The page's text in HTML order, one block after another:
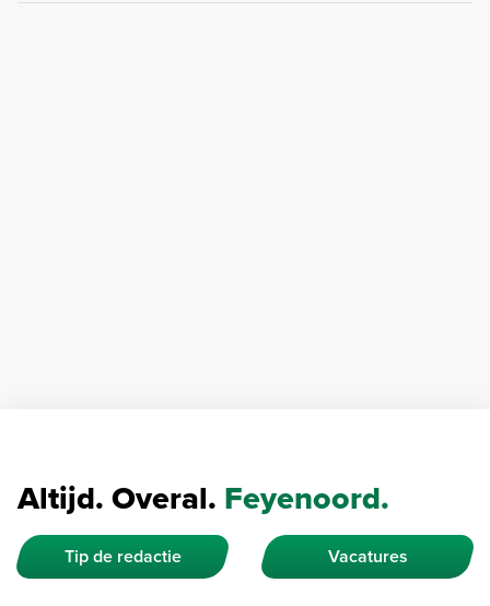
Altijd. Overal. Feyenoord.
Tip de redactie Vacatures